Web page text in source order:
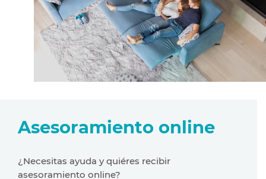
Asesoramiento online
¿Necesitas ayuda y quiéres recibir
asesoramiento online?